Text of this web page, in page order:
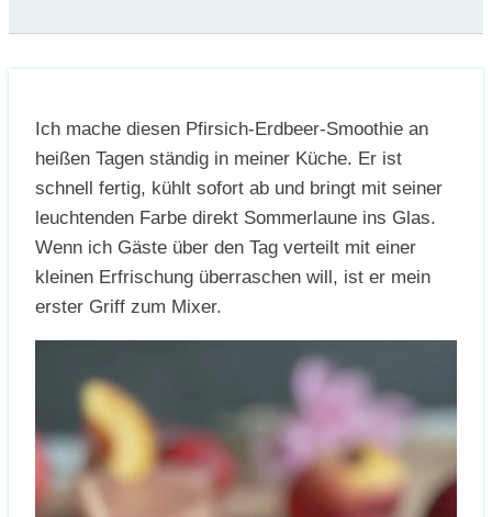
Ich mache diesen Pfirsich-Erdbeer-Smoothie an
heißen Tagen ständig in meiner Küche. Er ist
schnell fertig, kühlt sofort ab und bringt mit seiner
leuchtenden Farbe direkt Sommerlaune ins Glas.
Wenn ich Gäste über den Tag verteilt mit einer
kleinen Erfrischung überraschen will, ist er mein
erster Griff zum Mixer.